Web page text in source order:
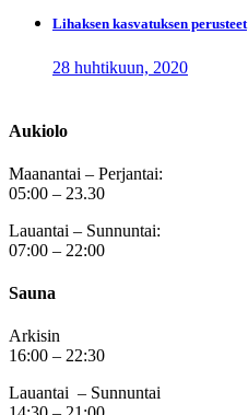
Lihaksen kasvatuksen perusteet
28 huhtikuun, 2020
Aukiolo
Maanantai – Perjantai:
05:00 – 23.30
Lauantai – Sunnuntai:
07:00 – 22:00
Sauna
Arkisin
16:00 – 22:30
Lauantai – Sunnuntai